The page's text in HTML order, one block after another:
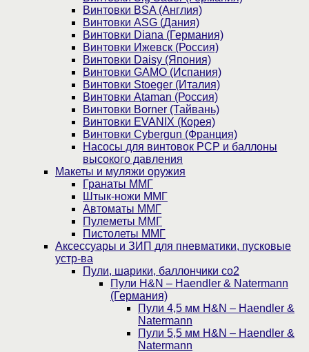
Винтовки BSA (Англия)
Винтовки ASG (Дания)
Винтовки Diana (Германия)
Винтовки Ижевск (Россия)
Винтовки Daisy (Япония)
Винтовки GAMO (Испания)
Винтовки Stoeger (Италия)
Винтовки Ataman (Россия)
Винтовки Borner (Тайвань)
Винтовки EVANIX (Корея)
Винтовки Cybergun (Франция)
Насосы для винтовок PCP и баллоны
высокого давления
Макеты и муляжи оружия
Гранаты ММГ
Штык-ножи ММГ
Автоматы ММГ
Пулеметы ММГ
Пистолеты ММГ
Аксессуары и ЗИП для пневматики, пусковые
устр-ва
Пули, шарики, баллончики со2
Пули H&N – Haendler & Natermann
(Германия)
Пули 4,5 мм H&N – Haendler &
Natermann
Пули 5,5 мм H&N – Haendler &
Natermann